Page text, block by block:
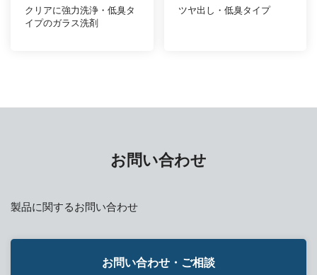
クリアに強力洗浄・低臭タ
イプのガラス洗剤
ツヤ出し・低臭タイプ
お問い合わせ
製品に関するお問い合わせ
お問い合わせ・ご相談